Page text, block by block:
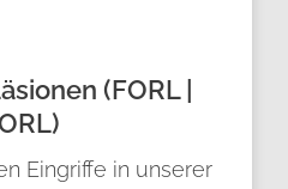
(FORL |
Eingriffe in unserer